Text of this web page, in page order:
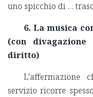
uno spicchio di …
6. La musica
(con divagazione
diritto)
servizio ricorre